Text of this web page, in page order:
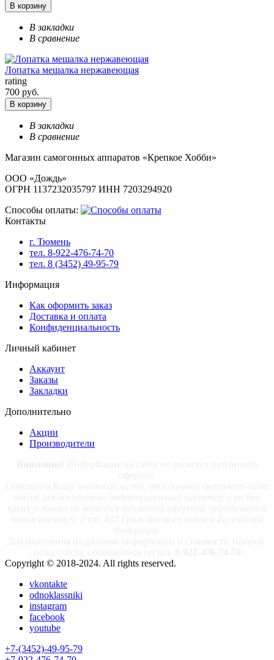
В корзину
В закладки
В сравнение
Лопатка мешалка нержавеющая
rating
700 руб.
В корзину
В закладки
В сравнение
Магазин самогонных аппаратов «Крепкое Хобби»
ООО «Дождь»
ОГРН 1137232035797 ИНН 7203294920
Способы оплаты:
Контакты
г. Тюмень
тел. 8-922-476-74-70
тел. 8 (3452) 49-95-79
Информация
Как оформить заказ
Доставка и оплата
Конфиденциальность
Личный кабинет
Аккаунт
Заказы
Закладки
Дополнительно
Акции
Производители
Copyright © 2018-2024. All rights reserved.
vkontakte
odnoklassniki
instagram
facebook
youtube
+7-(3452)-49-95-79